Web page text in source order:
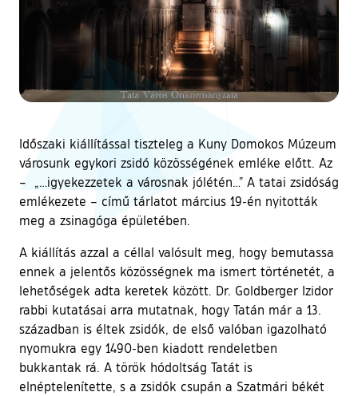
Időszaki kiállítással tiszteleg a Kuny Domokos Múzeum
városunk egykori zsidó közösségének emléke előtt. Az
– „…igyekezzetek a városnak jólétén…” A tatai zsidóság
emlékezete – című tárlatot március 19-én nyitották
meg a zsinagóga épületében.
A kiállítás azzal a céllal valósult meg, hogy bemutassa
ennek a jelentős közösségnek ma ismert történetét, a
lehetőségek adta keretek között. Dr. Goldberger Izidor
rabbi kutatásai arra mutatnak, hogy Tatán már a 13.
században is éltek zsidók, de első valóban igazolható
nyomukra egy 1490-ben kiadott rendeletben
bukkantak rá. A török hódoltság Tatát is
elnéptelenítette, s a zsidók csupán a Szatmári békét